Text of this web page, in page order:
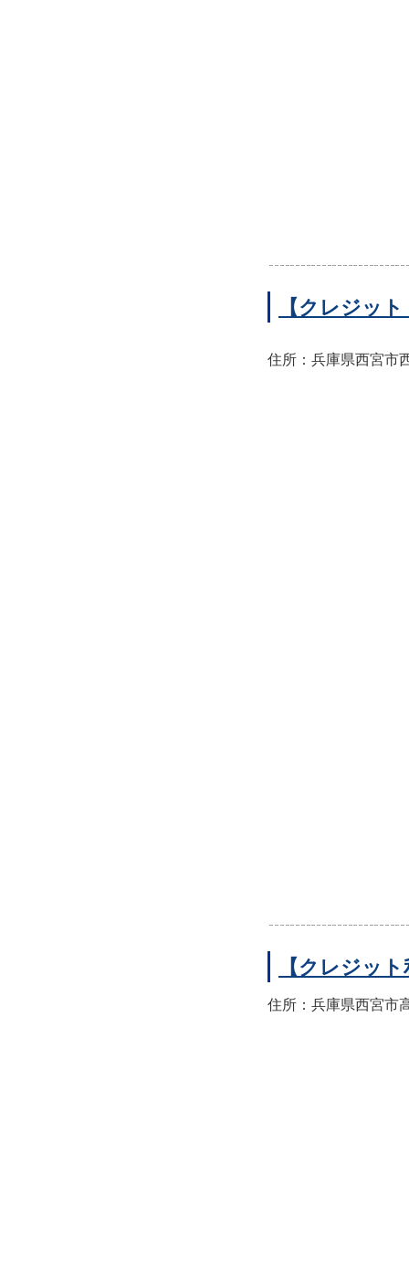
【クレジッ
住所：兵庫県西宮市
【クレジッ
住所：兵庫県西宮市